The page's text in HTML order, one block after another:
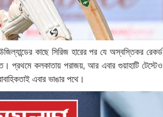
কাছে সিরিজ হারের পর যে অস্বস্তিকর রেকর্ড
প্রথমে কলকাতায় পরাজয়, আর এবার গুয়াহাটি টেস্টেও
এবার ভাঙার পথে।